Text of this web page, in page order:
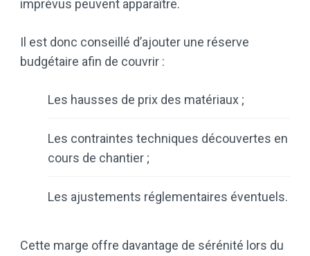
imprévus peuvent apparaître.
Il est donc conseillé d’ajouter une réserve
budgétaire afin de couvrir :
Les hausses de prix des matériaux ;
Les contraintes techniques découvertes en
cours de chantier ;
Les ajustements réglementaires éventuels.
Cette marge offre davantage de sérénité lors du